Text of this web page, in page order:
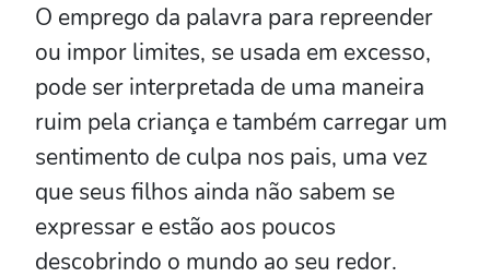
O emprego da palavra para repreender
ou impor limites, se usada em excesso,
pode ser interpretada de uma maneira
ruim pela criança e também carregar um
sentimento de culpa nos pais, uma vez
que seus filhos ainda não sabem se
expressar e estão aos poucos
descobrindo o mundo ao seu redor.